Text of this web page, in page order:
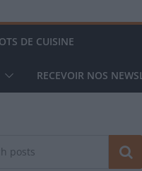
DE CUISINE
RECEVOIR NOS